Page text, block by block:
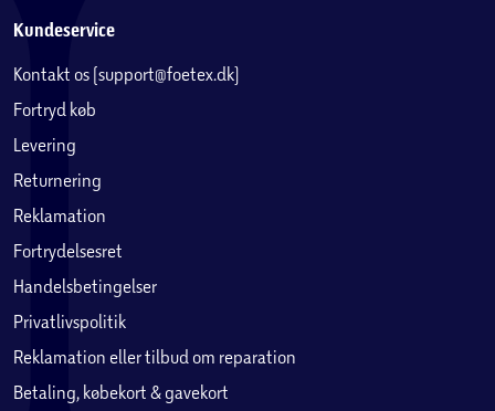
Reparer flyet, bilen og mech'en
Iron Man, Iron Hulk og Ironheart forbereder sig på at tage
Kundeservice
Kontakt os (support@foetex.dk)
Fortryd køb
Levering
Returnering
Reklamation
Fortrydelsesret
Handelsbetingelser
Privatlivspolitik
Reklamation eller tilbud om reparation
Betaling, købekort & gavekort